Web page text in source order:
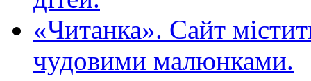
«Читанка». Сайт
чудовими малюнками.